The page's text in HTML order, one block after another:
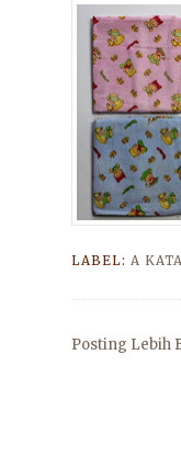
LABEL:A
Posting Lebih